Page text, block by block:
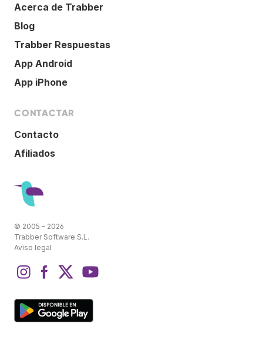
Acerca de Trabber
Blog
Trabber Respuestas
App Android
App iPhone
CONTACTAR
Contacto
Afiliados
© 2005 - 2026
Trabber Software S.L.
Aviso legal